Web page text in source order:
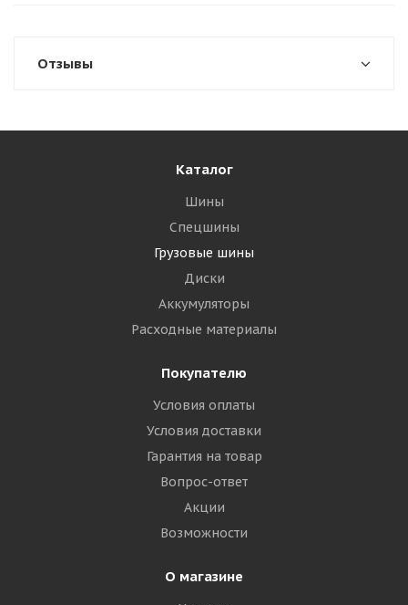
Отзывы
Каталог
Шины
Спецшины
Грузовые шины
Диски
Аккумуляторы
Расходные материалы
Покупателю
Условия оплаты
Условия доставки
Гарантия на товар
Вопрос-ответ
Акции
Возможности
О магазине